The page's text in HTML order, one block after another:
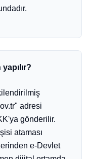
adresi
gönderilir.
ataması
e-Devlet